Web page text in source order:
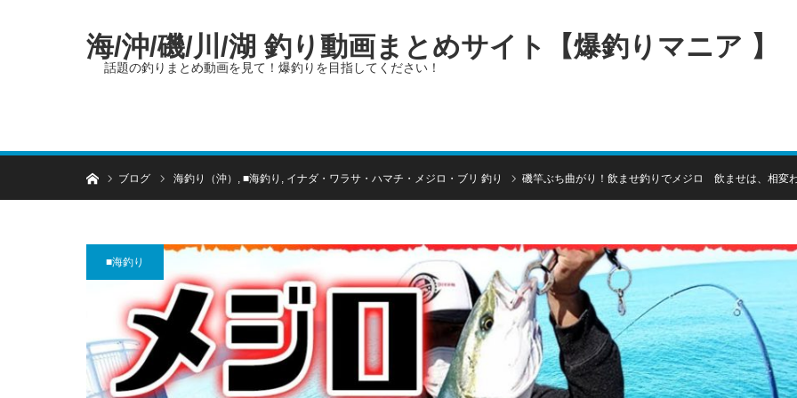
海/沖/磯/川/湖 釣り動画まとめサイト【爆釣りマニア 】
話題の釣りまとめ動画を見て！爆釣りを目指してください！
ホームブログ 海釣り（沖） , ■海釣り , イナダ・ワラサ・ハマチ・メジロ・ブリ 釣り 磯竿ぶち曲がり！飲ませ釣りでメジロ 飲ませは、相変
■海釣り